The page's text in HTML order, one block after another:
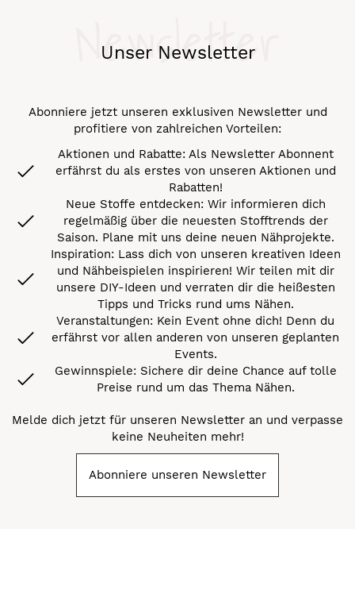
Unser Newsletter
Newsletter
Abonniere jetzt unseren exklusiven Newsletter und
profitiere von zahlreichen Vorteilen:
Aktionen und Rabatte: Als Newsletter Abonnent
erfährst du als erstes von unseren Aktionen und
Rabatten!
Neue Stoffe entdecken: Wir informieren dich
regelmäßig über die neuesten Stofftrends der
Saison. Plane mit uns deine neuen Nähprojekte.
Inspiration: Lass dich von unseren kreativen Ideen
und Nähbeispielen inspirieren! Wir teilen mit dir
unsere DIY-Ideen und verraten dir die heißesten
Tipps und Tricks rund ums Nähen.
Veranstaltungen: Kein Event ohne dich! Denn du
erfährst vor allen anderen von unseren geplanten
Events.
Gewinnspiele: Sichere dir deine Chance auf tolle
Preise rund um das Thema Nähen.
Melde dich jetzt für unseren Newsletter an und verpasse
keine Neuheiten mehr!
Abonniere unseren Newsletter